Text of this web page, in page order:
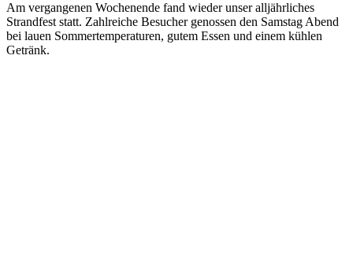
Am vergangenen Wochenende fand wieder unser alljährliches
Strandfest statt. Zahlreiche Besucher genossen den Samstag Abend
bei lauen Sommertemperaturen, gutem Essen und einem kühlen
Getränk.